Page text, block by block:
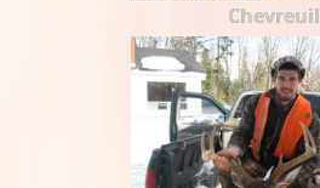
Chevreuil